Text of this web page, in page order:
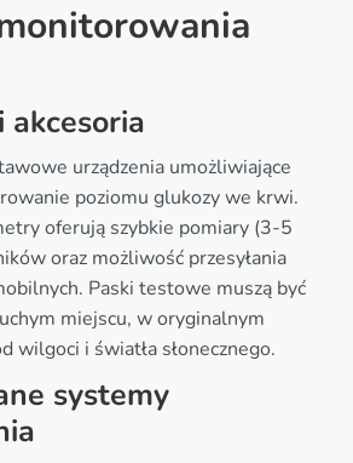
urządzenia umożliwiające
poziomu glukozy we krwi.
oferują szybkie pomiary (3-5
oraz możliwość przesyłania
Paski testowe muszą być
miejscu, w oryginalnym
wilgoci i światła słonecznego.
systemy